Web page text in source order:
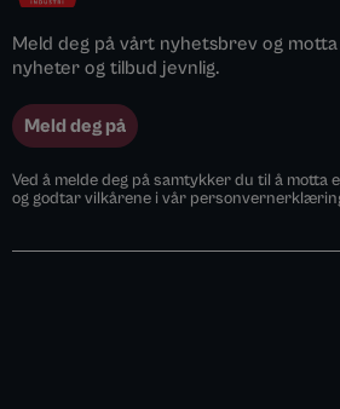
Meld deg på vårt nyhetsbrev og
nyheter og tilbud jevnlig.
Meld deg på
Ved å melde deg på samtykker du til å motta
og godtar vilkårene i vår